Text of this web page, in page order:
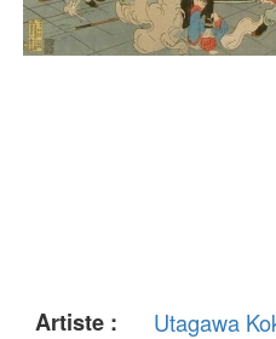
Artiste :
Utagawa